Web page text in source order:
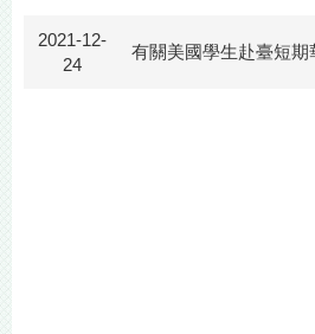
2021-12-
24
有關美國學生赴臺短期